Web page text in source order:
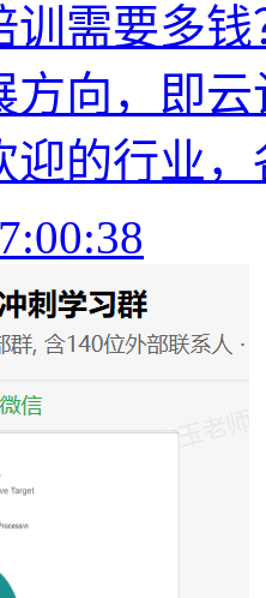
训需要多
方向，即
迎的行业